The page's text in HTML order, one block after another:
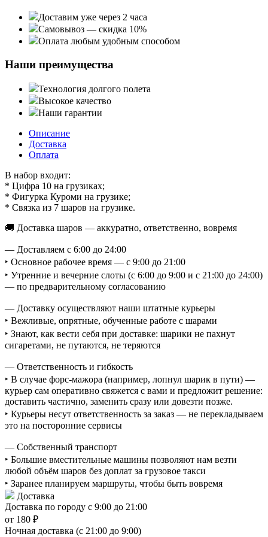
Доставим уже через 2 часа
Самовывоз — скидка 10%
Оплата любым удобным способом
Наши преимущества
Технология долгого полета
Высокое качество
Наши гарантии
Описание
Доставка
Оплата
В набор входит:
* Цифра 10 на грузиках;
* Фигурка Куроми на грузике;
* Связка из 7 шаров на грузике.
🚚 Доставка шаров — аккуратно, ответственно, вовремя
— Доставляем с 6:00 до 24:00
‣ Основное рабочее время — с 9:00 до 21:00
‣ Утренние и вечерние слоты (с 6:00 до 9:00 и с 21:00 до 24:00)
— по предварительному согласованию
— Доставку осуществляют наши штатные курьеры
‣ Вежливые, опрятные, обученные работе с шарами
‣ Знают, как вести себя при доставке: шарики не пахнут
сигаретами, не путаются, не теряются
— Ответственность и гибкость
‣ В случае форс-мажора (например, лопнул шарик в пути) —
курьер сам оперативно свяжется с вами и предложит решение:
доставить частично, заменить сразу или довезти позже.
‣ Курьеры несут ответственность за заказ — не перекладываем
это на посторонние сервисы
— Собственный транспорт
‣ Большие вместительные машины позволяют нам везти
любой объём шаров без доплат за грузовое такси
‣ Заранее планируем маршруты, чтобы быть вовремя
Доставка
Доставка по городу с 9:00 до 21:00
от 180 ₽
Ночная доставка (с 21:00 до 9:00)